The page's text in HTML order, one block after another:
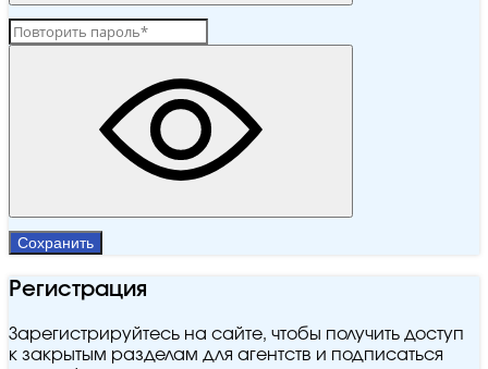
Сохранить
Регистрация
Зарегистрируйтесь на сайте, чтобы получить доступ
к закрытым разделам для агентств и подписаться